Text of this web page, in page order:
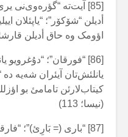
[85] آیت‌تە “گؤرەوی‌نی
أدیلن “شۆکۆر”؛ “یاپئلان
اؤومک وە حاق أدیلن
[86] “فورقان”؛ “دۇغرویو
یانلئش‌تان آیئران شەیە دە
(نیسا؛ 113)
[87] “باری (= بَارِئ)”؛